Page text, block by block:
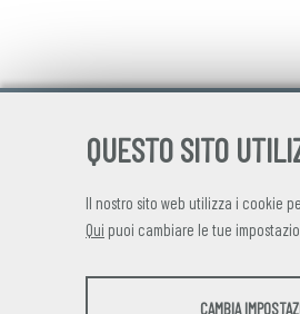
QUESTO SITO
Il nostro sito web utilizza i cookie
Qui puoi cambiare le tue
STATISTICHE
CAMBIA